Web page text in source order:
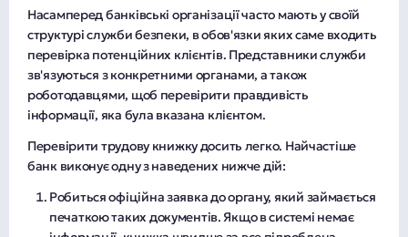
Насамперед банківські організації часто мають у своїй
структурі служби безпеки, в обов'язки яких саме входить
перевірка потенційних клієнтів. Представники служби
зв'язуються з конкретними органами, а також
роботодавцями, щоб перевірити правдивість
інформації, яка була вказана клієнтом.
Перевірити трудову книжку досить легко. Найчастіше
банк виконує одну з наведених нижче дій:
Робиться офіційна заявка до органу, який займається
печаткою таких документів. Якщо в системі немає